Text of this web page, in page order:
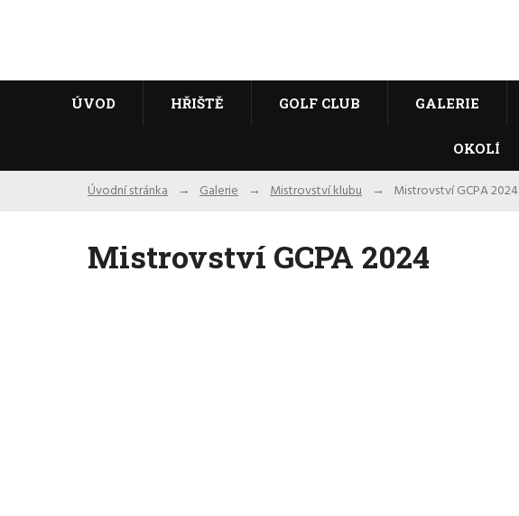
ÚVOD HŘIŠTĚ GOLF CLUB GALERIE
OKOLÍ
Úvodní stránka Galerie Mistrovství klubu Mistrovství GCPA 2024
Mistrovství GCPA 2024